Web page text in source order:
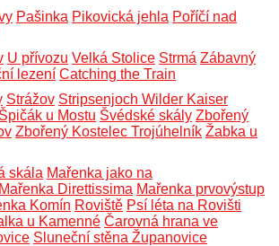
Pašinka Pikovická jehla Poříčí nad
U přívozu Velká Stolice Strmá Zábavný
lezení Catching the Train
Strážov Stripsenjoch Wilder Kaiser
Špičák u Mostu Švédské skály Zbořený
Zbořený Kostelec Trojúhelník Žabka u
skála Mařenka jako na
Mařenka Direttissima Mařenka prvovýstup
Komín Roviště Psí léta na Rovišti
u Kamenné Čarovná hrana ve
Sluneční stěna Županovice